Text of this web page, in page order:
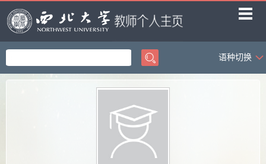
首页
语种切换